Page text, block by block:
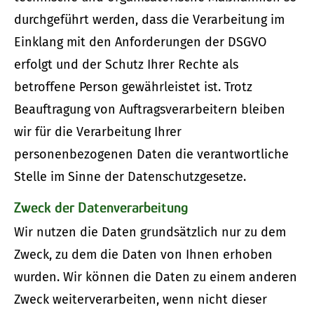
durchgeführt werden, dass die Verarbeitung im
Einklang mit den Anforderungen der DSGVO
erfolgt und der Schutz Ihrer Rechte als
betroffene Person gewährleistet ist. Trotz
Beauftragung von Auftragsverarbeitern bleiben
wir für die Verarbeitung Ihrer
personenbezogenen Daten die verantwortliche
Stelle im Sinne der Datenschutzgesetze.
Zweck der Datenverarbeitung
Wir nutzen die Daten grundsätzlich nur zu dem
Zweck, zu dem die Daten von Ihnen erhoben
wurden. Wir können die Daten zu einem anderen
Zweck weiterverarbeiten, wenn nicht dieser